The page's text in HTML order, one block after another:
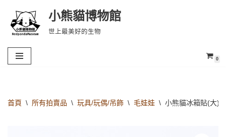
Skip
content
小熊貓博物館
世上最美好的生物
0
首頁 \ 所有拍賣品 \ 玩具/玩偶/吊飾 \ 毛娃娃 \ 小熊貓冰箱貼(大)